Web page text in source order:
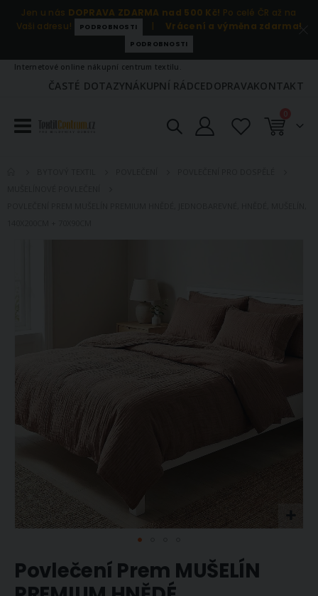
Jen u nás DOPRAVA ZDARMA nad 500 Kč! Po celé ČR až na
Vaši adresu!
PODROBNOSTI | Vrácení a výměna zdarma!
PODROBNOSTI
Internetové online nákupní centrum textilu.
ČASTÉ DOTAZYNÁKUPNÍ RÁDCEDOPRAVAKONTAKT
Košík
0položky
na
začátek
Povlečení Prem MUŠELÍN